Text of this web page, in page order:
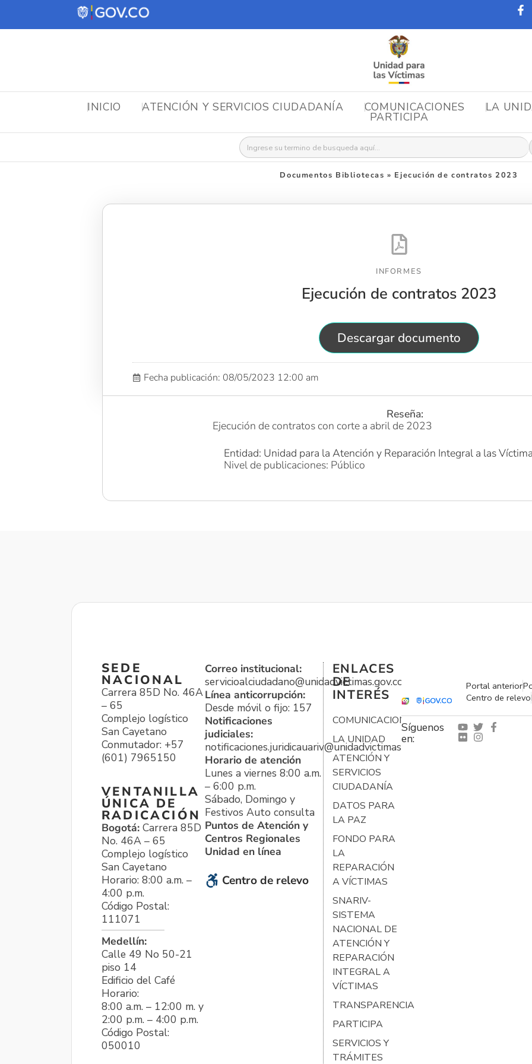
INICIO ATENCIÓN Y SERVICIOS CIUDADANÍA COMUNICACIONES LA
PARTICIPA
Buscar:
Documentos Bibliotecas » Ejecución de contratos 2023
INFORMES
Ejecución de contratos 2023
Descargar documento
Fecha publicación: 08/05/2023 12:00 am
Reseña:
Ejecución de contratos con corte a abril de 2023
Entidad: Unidad para la Atención y Reparación Integral a las
Nivel de publicaciones: Público
SEDE
NACIONAL
Carrera 85D No. 46A
– 65
Complejo logístico
San Cayetano
Conmutador: +57
(601) 7965150
VENTANILLA
ÚNICA DE
RADICACIÓN
Bogotá: Carrera 85D
No. 46A – 65
Complejo logístico
San Cayetano
Horario: 8:00 a.m. –
4:00 p.m.
Código Postal:
111071
Medellín:
Calle 49 No 50-21
piso 14
Edificio del Café
Horario:
8:00 a.m. – 12:00 m. y
2:00 p.m. – 4:00 p.m.
Código Postal:
050010
Correo institucional:
servicioalciudadano@unidadvictimas.gov.co
Línea anticorrupción:
Desde móvil o fijo: 157
Notificaciones
judiciales:
notificaciones.juridicauariv@unidadvictimas.gov.co
Horario de atención
Lunes a viernes 8:00 a.m.
– 6:00 p.m.
Sábado, Domingo y
Festivos Auto consulta
Puntos de Atención y
Centros Regionales
Unidad en línea
Centro de relevo
ENLACES
DE
INTERÉS
COMUNICACIONES
LA UNIDAD
ATENCIÓN Y
SERVICIOS
CIUDADANÍA
DATOS PARA
LA PAZ
FONDO PARA
LA
REPARACIÓN
A VÍCTIMAS
SNARIV-
SISTEMA
NACIONAL DE
ATENCIÓN Y
REPARACIÓN
INTEGRAL A
VÍCTIMAS
TRANSPARENCIA
PARTICIPA
SERVICIOS Y
TRÁMITES
Portal anterior
Centro de relevo
Síguenos
en: